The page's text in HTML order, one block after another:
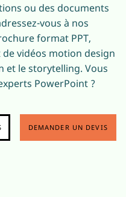
ou des documents
vous à nos
format PPT,
vidéos motion design
et le storytelling. Vous
PowerPoint ?
DEMANDER UN DEVIS